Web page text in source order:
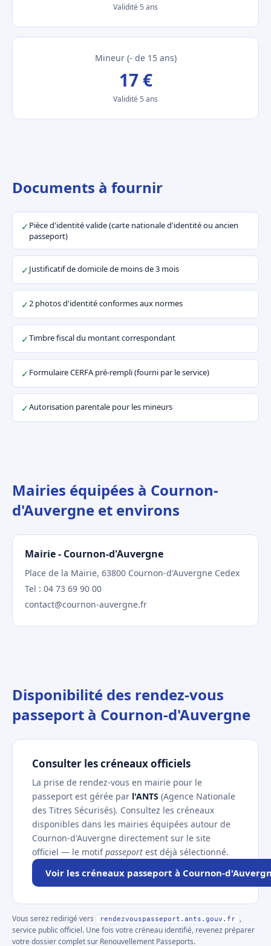
Validité 5 ans
Mineur (- de 15 ans)
17 €
Validité 5 ans
Documents à fournir
✓ Pièce d'identité valide (carte nationale d'identité ou ancien
passeport)
✓Justificatif de domicile de moins de 3 mois
✓2 photos d'identité conformes aux normes
✓Timbre fiscal du montant correspondant
✓ Formulaire CERFA pré-rempli (fourni par le service)
✓Autorisation parentale pour les mineurs
Mairies équipées à Cournon-
d'Auvergne et environs
Mairie - Cournon-d'Auvergne
Place de la Mairie, 63800 Cournon-d'Auvergne Cedex
Tel : 04 73 69 90 00
contact@cournon-auvergne.fr
Disponibilité des rendez-vous
passeport à Cournon-d'Auvergne
Consulter les créneaux officiels
La prise de rendez-vous en mairie pour le
passeport est gérée par l'ANTS (Agence Nationale
des Titres Sécurisés). Consultez les créneaux
disponibles dans les mairies équipées autour de
Cournon-d'Auvergne directement sur le site
officiel — le motifpasseport est déjà sélectionné.
Voir les créneaux passeport à Cournon-
Vous serez redirigé vers rendezvouspasseport.ants.gouv.fr
,
service public officiel. Une fois votre créneau identifié, revenez préparer
votre dossier complet sur Renouvellement Passeports.